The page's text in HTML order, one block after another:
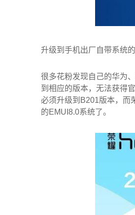
升级到手机出厂自带系统
很多花粉发现自己的华为
到相应的版本，无法获得
必须升级到B201版本，而
的EMUI8.0系统了。